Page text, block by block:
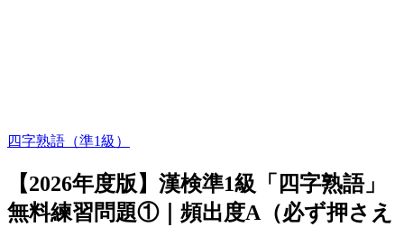
四字熟語（準1級）
【2026年度版】漢検準1級「四字熟語」
無料練習問題①｜頻出度A（必ず押さえ